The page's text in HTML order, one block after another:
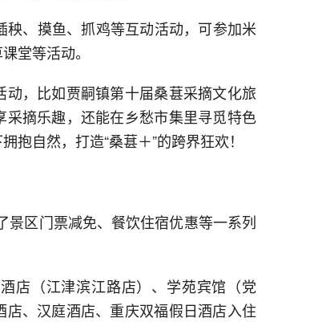
秧、摸鱼、抓鸡等互动活动，可参加米
堂等活动。
，比如贾嗣镇第十届桑葚采摘文化旅
摘乐趣，还能在乡愁市集里寻觅特色
自然，打造“桑葚＋”的跨界狂欢！
景区门票减免、餐饮住宿优惠等一系列
店（江津滨江路店）、学苑宾馆（党
、汉庭酒店、重庆双福假日酒店入住